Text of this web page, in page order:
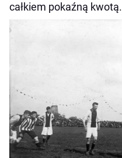
całkiem pokaźną kwotą.